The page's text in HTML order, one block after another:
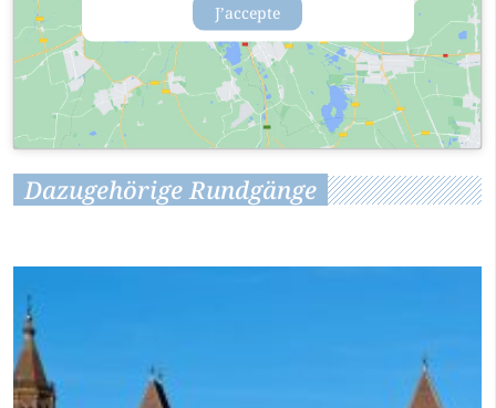
J’accepte
Dazugehörige Rundgänge